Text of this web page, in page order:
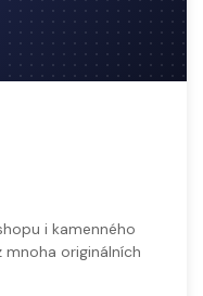
i kamenného
originálních